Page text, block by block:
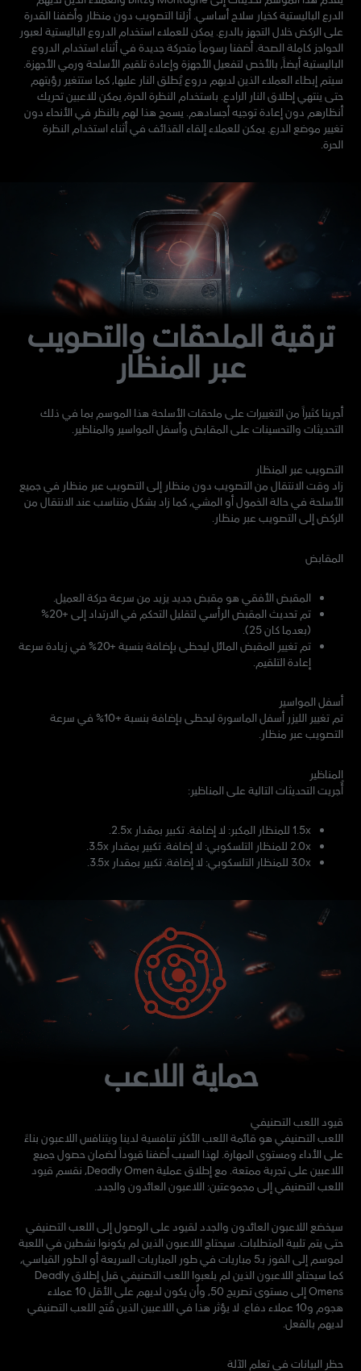
الدرع الباليستية كخيار سلاح أساسي. أزلنا التصويب دون منظار وأضفنا القدرة
على الركض خلال التجهز بالدرع. يمكن للعملاء استخدام الدروع الباليستية لعبور
الحواجز كاملة الصحة. أضفنا رسوماً متحركة جديدة في أثناء استخدام الدروع
الباليستية أيضاً، بالأخص لتفعيل الأجهزة وإعادة تلقيم الأسلحة ورمي الأجهزة.
سيتم إبطاء العملاء الذين لديهم دروع يُطلق النار عليها، كما ستتغير رؤيتهم
حتى ينتهي إطلاق النار الرادع. باستخدام النظرة الحرة، يمكن للاعبين تحريك
أنظارهم دون إعادة توجيه أجسادهم. يسمح هذا لهم بالنظر في الأنحاء دون
تغيير موضع الدرع. يمكن للعملاء إلقاء القذائف في أثناء استخدام النظرة
الحرة.
ترقية الملحقات والتصويب
عبر المنظار
أجرينا كثيراً من التغييرات على ملحقات الأسلحة هذا الموسم بما في ذلك
التحديثات والتحسينات على المقابض وأسفل المواسير والمناظير.
التصويب عبر المنظار
زاد وقت الانتقال من التصويب دون منظار إلى التصويب عبر منظار في جميع
الأسلحة في حالة الخمول أو المشي، كما زاد بشكل متناسب عند الانتقال من
الركض إلى التصويب عبر منظار.
المقابض
المقبض الأفقي هو مقبض جديد يزيد من سرعة حركة العميل.
تم تحديث المقبض الرأسي لتقليل التحكم في الارتداد إلى +20%
(بعدما كان 25).
تم تغيير المقبض المائل ليحظى بإضافة بنسبة +20% في زيادة سرعة
إعادة التلقيم.
أسفل المواسير
تم تغيير الليزر أسفل الماسورة ليحظى بإضافة بنسبة +10% في سرعة
التصويب عبر منظار.
المناظير
أُجريت التحديثات التالية على المناظير:
1.5x للمنظار المكبر: لا إضافة. تكبير بمقدار 2.5x.
2.0x للمنظار التلسكوبي: لا إضافة. تكبير بمقدار 3.5x.
3.0x للمنظار التلسكوبي: لا إضافة. تكبير بمقدار 3.5x.
حماية اللاعب
قيود اللعب التصنيفي
اللعب التصنيفي هو قائمة اللعب الأكثر تنافسية لدينا ويتنافس اللاعبون بناءً
على الأداء ومستوى المهارة. لهذا السبب أضفنا قيوداً لضمان حصول جميع
اللاعبين على تجربة ممتعة. مع إطلاق عملية Deadly Omen، نقسم قيود
اللعب التصنيفي إلى مجموعتين: اللاعبون العائدون والجدد.
سيخضع اللاعبون العائدون والجدد لقيود على الوصول إلى اللعب التصنيفي
حتى يتم تلبية المتطلبات. سيحتاج اللاعبون الذين لم يكونوا نشطين في اللعبة
لموسم إلى الفوز بـ5 مباريات في طور المباريات السريعة أو الطور القياسي،
كما سيحتاج اللاعبون الذين لم يلعبوا اللعب التصنيفي قبل إطلاق Deadly
Omens إلى مستوى تصريح 50، وأن يكون لديهم على الأقل 10 عملاء
هجوم و10 عملاء دفاع. لا يؤثر هذا في اللاعبين الذين فُتح اللعب التصنيفي
لديهم بالفعل.
حظر البيانات في تعلم الآلة